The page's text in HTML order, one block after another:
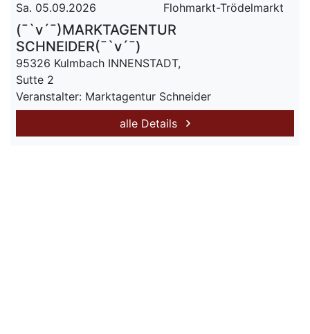
Sa. 05.09.2026 Flohmarkt-Trödelmarkt
(¯`v´¯)MARKTAGENTUR
SCHNEIDER(¯`v´¯)
95326 Kulmbach INNENSTADT,
Sutte 2
Veranstalter: Marktagentur Schneider
alle Details